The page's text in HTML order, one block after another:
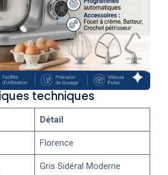
techniques
Détail
Florence
Gris Sidéral Moderne